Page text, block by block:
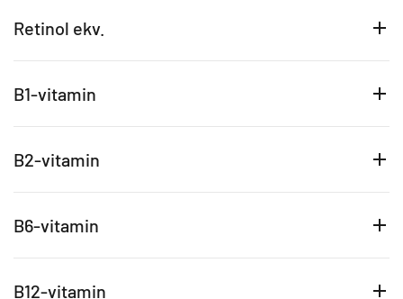
Retinol ekv.
B1-vitamin
B2-vitamin
B6-vitamin
B12-vitamin